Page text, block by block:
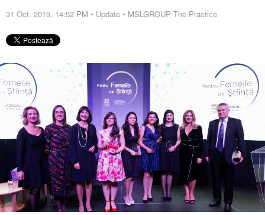
31 Oct. 2019, 14:52 PM • Update • MSLGROUP The Practice